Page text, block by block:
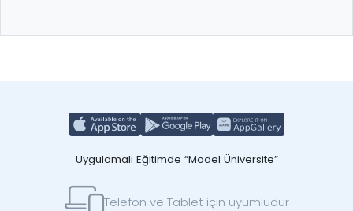
Uygulamalı Eğitimde “Model Üniversite”
Telefon ve Tablet için uyumludur